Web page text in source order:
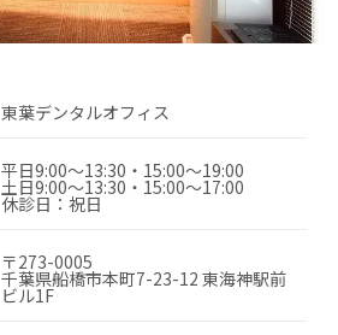
東葉デンタルオフィス
平日9:00～13:30・15:00～19:00
土日9:00～13:30・15:00～17:00
休診日：祝日
〒273-0005
千葉県船橋市本町7-23-12 東海神駅前
ビル1F